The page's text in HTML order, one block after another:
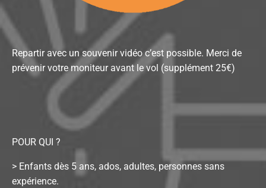
Repartir avec un souvenir vidéo c’est possible. Merci de
prévenir votre moniteur avant le vol (supplément 25€)
POUR QUI ?
> Enfants dès 5 ans, ados, adultes, personnes sans
expérience.